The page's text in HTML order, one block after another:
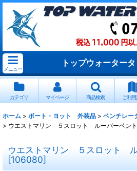
メニュー
トップウォーター
カテゴリ マイページ 商品検索 ご利
ホーム > ボート・ヨット 外装品 > ベンチレー
> ウエストマリン ５スロット ルーバーベン
ウエストマリン ５スロット
[106080]